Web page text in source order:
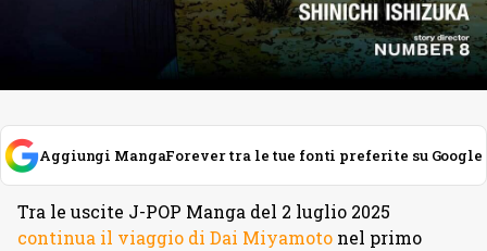
Aggiungi MangaForever tra le tue fonti preferite su Google
Tra le uscite J-POP Manga del 2 luglio 2025
continua il viaggio di Dai Miyamoto nel primo